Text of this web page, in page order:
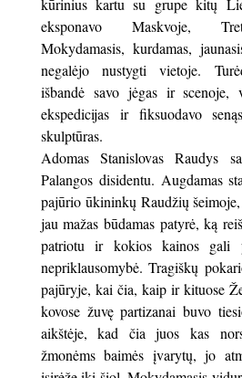
kūrinius kartu su grupe kitų
eksponavo Maskvoje,
Mokydamasis, kurdamas,
negalėjo nustygti vietoje.
išbandė savo jėgas ir scenoje,
ekspedicijas ir fiksuodavo
skulptūras.
Adomas Stanislovas Raudys
Palangos disidentu. Augdamas
pajūrio ūkininkų Raudžių
jau mažas būdamas patyrė, ką
patriotu ir kokios kainos gali
nepriklausomybė. Tragiškų
pajūryje, kai čia, kaip ir kituose
kovose žuvę partizanai buvo
aikštėje, kad čia juos kas
žmonėms baimės įvarytų, jo